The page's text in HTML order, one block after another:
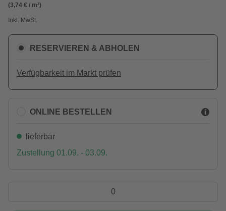
(3,74 € / m²)
Inkl. MwSt.
RESERVIEREN & ABHOLEN
Verfügbarkeit im Markt prüfen
ONLINE BESTELLEN
lieferbar
Zustellung 01.09. - 03.09.